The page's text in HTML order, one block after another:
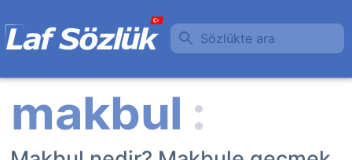
Sözlükte ara